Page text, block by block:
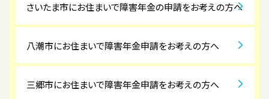
さいたま市にお住まいで障害年金の申請をお考えの方へ
八潮市にお住まいで障害年金申請をお考えの方へ
三郷市にお住まいで障害年金申請をお考えの方へ